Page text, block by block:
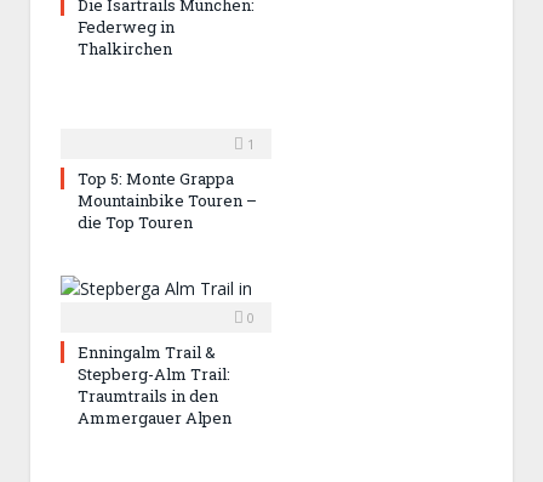
Die Isartrails München:
Federweg in
Thalkirchen
1
Top 5: Monte Grappa
Mountainbike Touren –
die Top Touren
0
Enningalm Trail &
Stepberg-Alm Trail:
Traumtrails in den
Ammergauer Alpen